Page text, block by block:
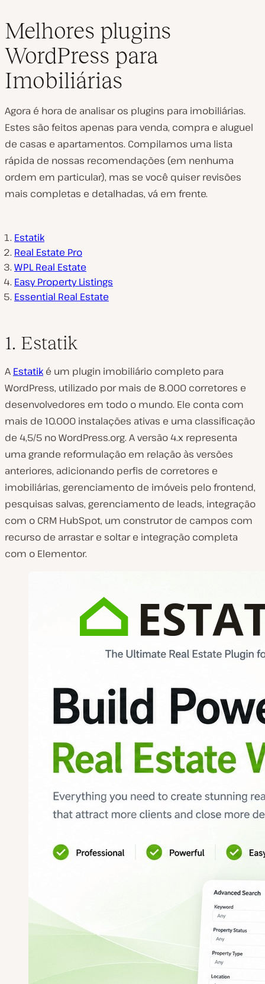
Melhores plugins
WordPress para
Imobiliárias
Agora é hora de analisar os plugins para imobiliárias.
Estes são feitos apenas para venda, compra e aluguel
de casas e apartamentos. Compilamos uma lista
rápida de nossas recomendações (em nenhuma
ordem em particular), mas se você quiser revisões
mais completas e detalhadas, vá em frente.
Estatik
Real Estate Pro
WPL Real Estate
Easy Property Listings
Essential Real Estate
1. Estatik
A Estatik é um plugin imobiliário completo para
WordPress, utilizado por mais de 8.000 corretores e
desenvolvedores em todo o mundo. Ele conta com
mais de 10.000 instalações ativas e uma classificação
de 4,5/5 no WordPress.org. A versão 4.x representa
uma grande reformulação em relação às versões
anteriores, adicionando perfis de corretores e
imobiliárias, gerenciamento de imóveis pelo frontend,
pesquisas salvas, gerenciamento de leads, integração
com o CRM HubSpot, um construtor de campos com
recurso de arrastar e soltar e integração completa
com o Elementor.